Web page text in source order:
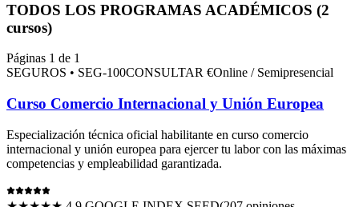
TODOS LOS PROGRAMAS ACADÉMICOS (2
cursos)
Páginas 1 de 1
SEGUROS • SEG-100CONSULTAR €Online / Semipresencial
Curso Comercio Internacional y Unión Europea
Especialización técnica oficial habilitante en curso comercio
internacional y unión europea para ejercer tu labor con las máximas
competencias y empleabilidad garantizada.